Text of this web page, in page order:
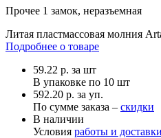
Прочее 1 замок, неразъемная
Литая пластмассовая молния
Подробнее о товаре
59.22 р. за шт
В упаковке по 10 шт
592.20 р. за уп.
По сумме заказа – скидки
В наличии
Условия работы и доставки